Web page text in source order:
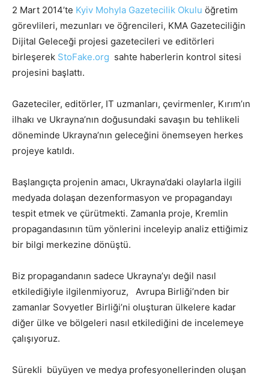
2 Mart 2014’te Kyiv Mohyla Gazetecilik Okulu öğretim
görevlileri, mezunları ve öğrencileri, KMA Gazeteciliğin
Dijital Geleceği projesi gazetecileri ve editörleri
birleşerek StoFake.org sahte haberlerin kontrol sitesi
projesini başlattı.
Gazeteciler, editörler, IT uzmanları, çevirmenler, Kırım’ın
ilhakı ve Ukrayna’nın doğusundaki savaşın bu tehlikeli
döneminde Ukrayna’nın geleceğini önemseyen herkes
projeye katıldı.
Başlangıçta projenin amacı, Ukrayna’daki olaylarla ilgili
medyada dolaşan dezenformasyon ve propagandayı
tespit etmek ve çürütmekti. Zamanla proje, Kremlin
propagandasının tüm yönlerini inceleyip analiz ettiğimiz
bir bilgi merkezine dönüştü.
Biz propagandanın sadece Ukrayna’yı değil nasıl
etkilediğiyle ilgilenmiyoruz, Avrupa Birliği’nden bir
zamanlar Sovyetler Birliği’ni oluşturan ülkelere kadar
diğer ülke ve bölgeleri nasıl etkilediğini de incelemeye
çalışıyoruz.
Sürekli büyüyen ve medya profesyonellerinden oluşan